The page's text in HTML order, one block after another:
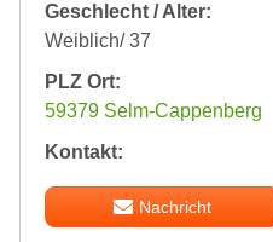
Geschlecht / Alter:
Weiblich/ 37
PLZ Ort:
59379 Selm-Cappenberg
Kontakt:
Nachricht